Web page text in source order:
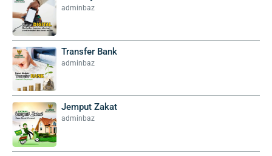
adminbaz
Transfer Bank
adminbaz
Jemput Zakat
adminbaz